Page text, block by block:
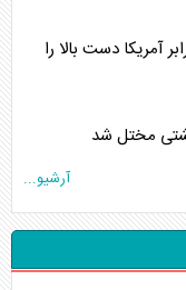
آمریکا دست بالا را
مختل شد
آرشیو...